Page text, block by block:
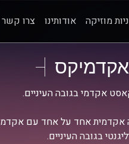
מוזיקה אודותינו צרו קשר
אקדמיקס
אקדמי בגובה העיניים.
אקדמית אחד על אחד עם
בגובה העיניים.